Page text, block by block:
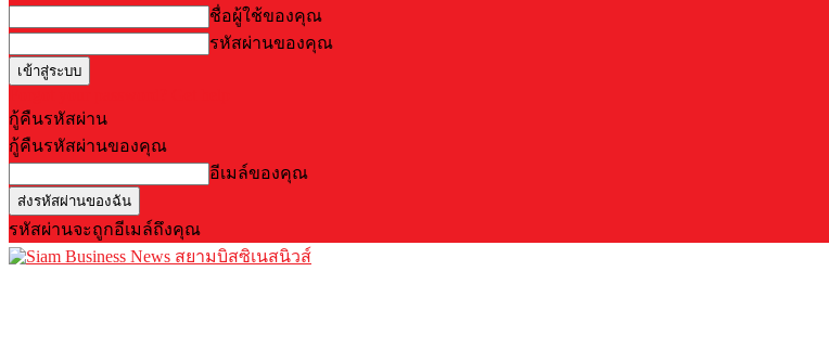
ชื่อผู้ใช้ของคุณ
รหัสผ่านของคุณ
กู้คืนรหัสผ่าน
กู้คืนรหัสผ่านของคุณ
อีเมล์ของคุณ
รหัสผ่านจะถูกอีเมล์ถึงคุณ
สยามบิสซิเนสนิวส์